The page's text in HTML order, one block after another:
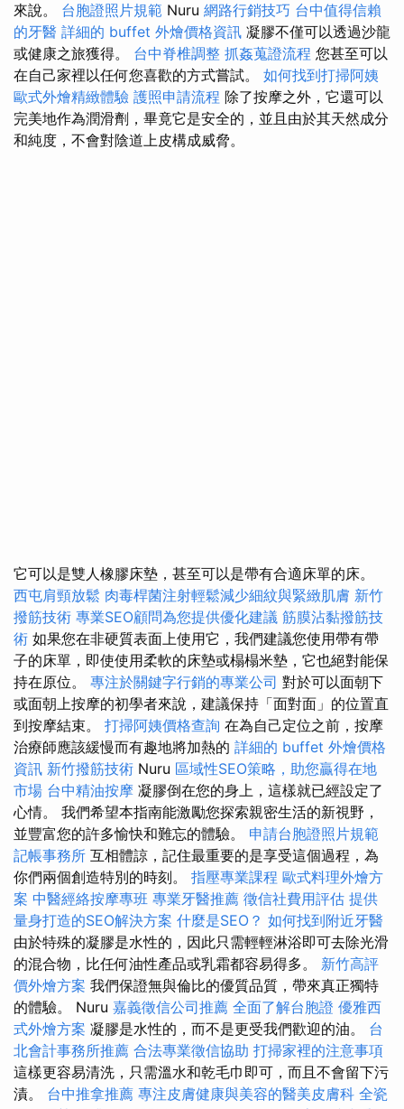
來說。 台胞證照片規範 Nuru 網路行銷技巧 台中值得信賴
的牙醫 詳細的 buffet 外燴價格資訊 凝膠不僅可以透過沙龍
或健康之旅獲得。 台中脊椎調整 抓姦蒐證流程 您甚至可以
在自己家裡以任何您喜歡的方式嘗試。 如何找到打掃阿姨
歐式外燴精緻體驗 護照申請流程 除了按摩之外，它還可以
完美地作為潤滑劑，畢竟它是安全的，並且由於其天然成分
和純度，不會對陰道上皮構成威脅。
它可以是雙人橡膠床墊，甚至可以是帶有合適床單的床。
西屯肩頸放鬆 肉毒桿菌注射輕鬆減少細紋與緊緻肌膚 新竹
撥筋技術 專業SEO顧問為您提供優化建議 筋膜沾黏撥筋技
術 如果您在非硬質表面上使用它，我們建議您使用帶有帶
子的床單，即使使用柔軟的床墊或榻榻米墊，它也絕對能保
持在原位。 專注於關鍵字行銷的專業公司 對於可以面朝下
或面朝上按摩的初學者來說，建議保持「面對面」的位置直
到按摩結束。 打掃阿姨價格查詢 在為自己定位之前，按摩
治療師應該緩慢而有趣地將加熱的 詳細的 buffet 外燴價格
資訊 新竹撥筋技術 Nuru 區域性SEO策略，助您贏得在地
市場 台中精油按摩 凝膠倒在您的身上，這樣就已經設定了
心情。 我們希望本指南能激勵您探索親密生活的新視野，
並豐富您的許多愉快和難忘的體驗。 申請台胞證照片規範
記帳事務所 互相體諒，記住最重要的是享受這個過程，為
你們兩個創造特別的時刻。 指壓專業課程 歐式料理外燴方
案 中醫經絡按摩專班 專業牙醫推薦 徵信社費用評估 提供
量身打造的SEO解決方案 什麼是SEO？ 如何找到附近牙醫
由於特殊的凝膠是水性的，因此只需輕輕淋浴即可去除光滑
的混合物，比任何油性產品或乳霜都容易得多。 新竹高評
價外燴方案 我們保證無與倫比的優質品質，帶來真正獨特
的體驗。 Nuru 嘉義徵信公司推薦 全面了解台胞證 優雅西
式外燴方案 凝膠是水性的，而不是更受我們歡迎的油。 台
北會計事務所推薦 合法專業徵信協助 打掃家裡的注意事項
這樣更容易清洗，只需溫水和乾毛巾即可，而且不會留下污
漬。 台中推拿推薦 專注皮膚健康與美容的醫美皮膚科 全瓷